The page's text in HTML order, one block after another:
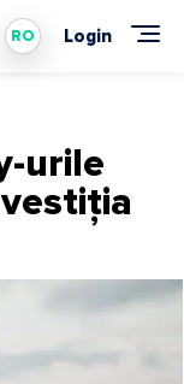
RO Login
urile